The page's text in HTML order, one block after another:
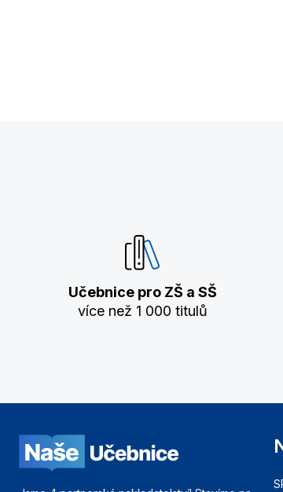
Učebnice pro ZŠ a SŠ
více než 1 000 titulů